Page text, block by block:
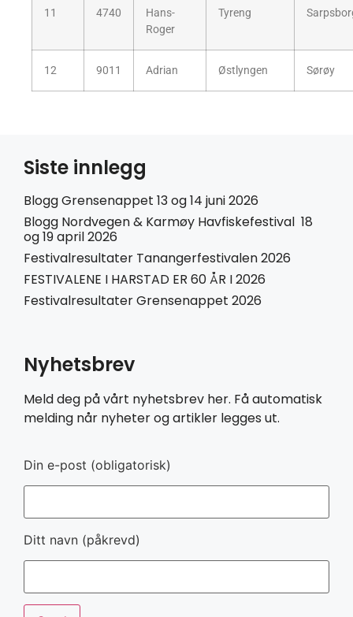
11 4740
Hans-
Roger
Tyreng
12 9011 Adrian Østlyngen Sørøy
Siste innlegg
Blogg Grensenappet 13 og 14 juni 2026
Blogg Nordvegen & Karmøy Havfiskefestival 18
og 19 april 2026
Festivalresultater Tanangerfestivalen 2026
FESTIVALENE I HARSTAD ER 60 ÅR I 2026
Festivalresultater Grensenappet 2026
Nyhetsbrev
Meld deg på vårt nyhetsbrev her. Få automatisk
melding når nyheter og artikler legges ut.
Din e-post (obligatorisk)
Ditt navn (påkrevd)